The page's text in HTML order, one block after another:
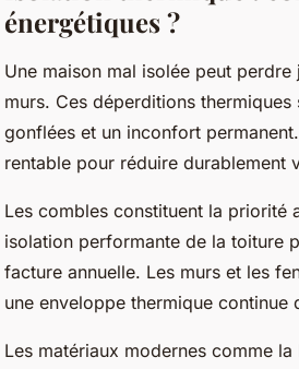
énergétiques ?
Une maison mal isolée peut perdre
murs. Ces déperditions
gonflées et un inconfort
rentable pour réduire durablement
Les combles constituent la priorité
isolation performante de la toiture
facture annuelle. Les murs et les
une enveloppe thermique continue
Les matériaux modernes comme